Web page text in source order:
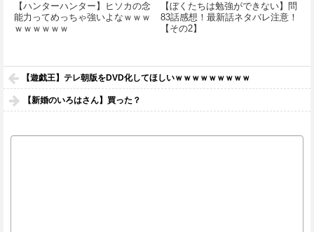
【ハンターハンター】ヒソカの念
能力ってめっちゃ強いよなｗｗｗ
ｗｗｗｗｗｗ
【ぼくたちは勉強ができない】問
83話感想！最新話ネタバレ注意！
【その2】
【遊戯王】テレ朝版をDVD化してほしいｗｗｗｗｗｗｗｗｗ
【新婚のいろはさん】買った？